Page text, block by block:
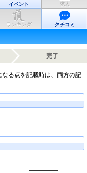
イベント 求人
ランキング クチコミ
完了
る点を記載時は、両方の記